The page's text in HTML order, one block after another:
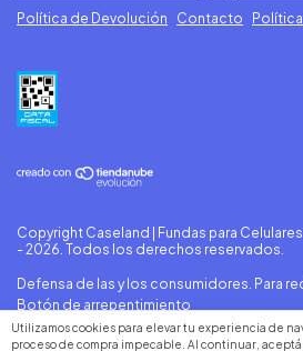
Utilizamos cookies para elevar tu experiencia de
proceso de compra impecable. Al continuar,
Política de Devolución
Contacto
Copyright Caseland | Fundas para
- 2026. Todos los derechos reservados.
Defensa de las y los consumidores. Para
Botón de arrepentimiento